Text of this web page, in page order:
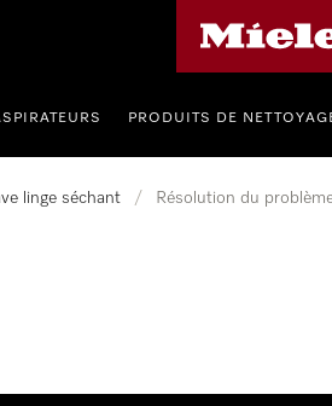
PRODUITS DE
linge séchant / Résolution du